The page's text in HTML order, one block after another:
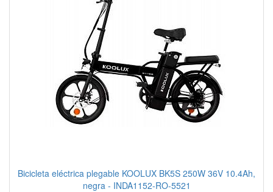
Bicicleta eléctrica plegable KOOLUX BK5S 250W 36V 10.4Ah,
negra - INDA1152-RO-5521